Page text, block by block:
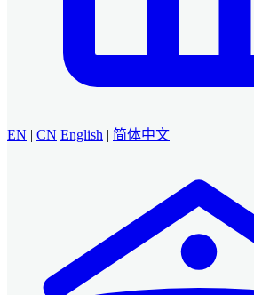
EN | CN English | 简体中文